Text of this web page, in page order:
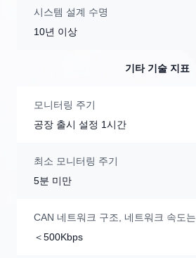
시스템 설계 수명
10년 이상
기타 기술 지표
모니터링 주기
공장 출시 설정 1시간
최소 모니터링 주기
5분 미만
CAN 네트워크 구조, 네트워크 속도는
＜500Kbps